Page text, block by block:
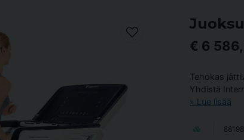
€ 6
Tehokas
Yhdistä
Lue lisää